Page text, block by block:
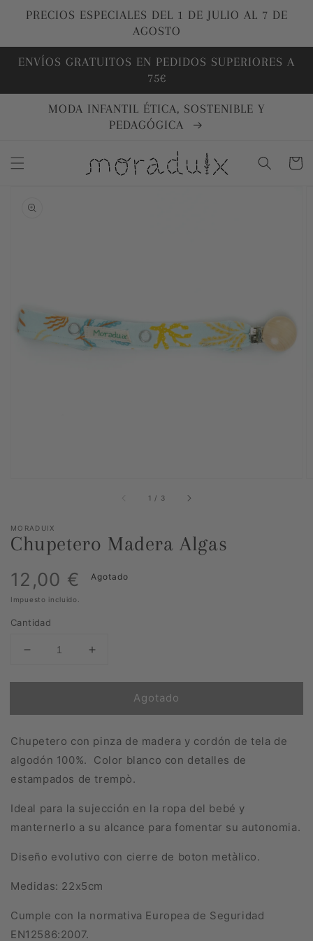
directamente
PRECIOS ESPECIALES DEL 1 DE JULIO AL 7 DE
AGOSTO
ENVÍOS GRATUITOS EN PEDIDOS SUPERIORES A
75€
MODA INFANTIL ÉTICA, SOSTENIBLE Y
PEDAGÓGICA
Carrito
información
Abrir
elemento
1 / de
3
MORADUIX
Chupetero Madera Algas
Precio
habitual
12,00 € Agotado
Impuesto incluido.
Cantidad
Reducir
para
Madera
Aumentar
para
Chupetero
Madera
Agotado
Chupetero con pinza de madera y cordón de tela de
algodón 100%. Color blanco con detalles de
estampados de trempò.
Ideal para la sujección en la ropa del bebé y
manternerlo a su alcance para fomentar su autonomia.
Diseño evolutivo con cierre de boton metàlico.
Medidas: 22x5cm
Cumple con la normativa Europea de Seguridad
EN12586:2007.